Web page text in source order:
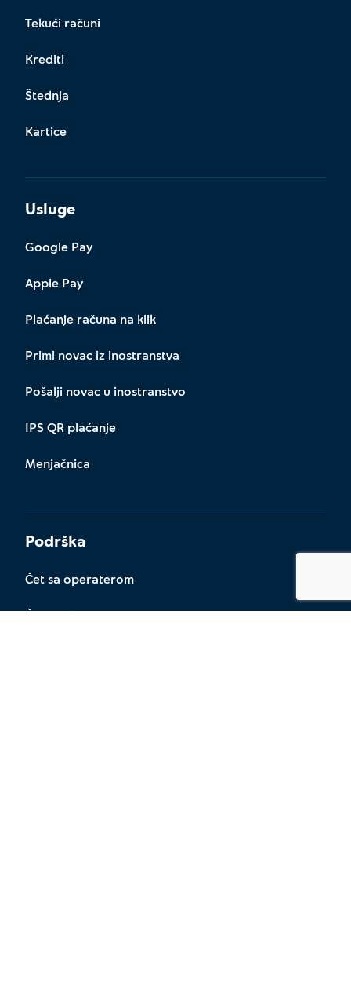
Tekući računi
Krediti
Štednja
Kartice
Usluge
Google Pay
Apple Pay
Plaćanje računa na klik
Primi novac iz inostranstva
Pošalji novac u inostranstvo
IPS QR plaćanje
Menjačnica
Podrška
Čet sa operaterom
Česta pitanja